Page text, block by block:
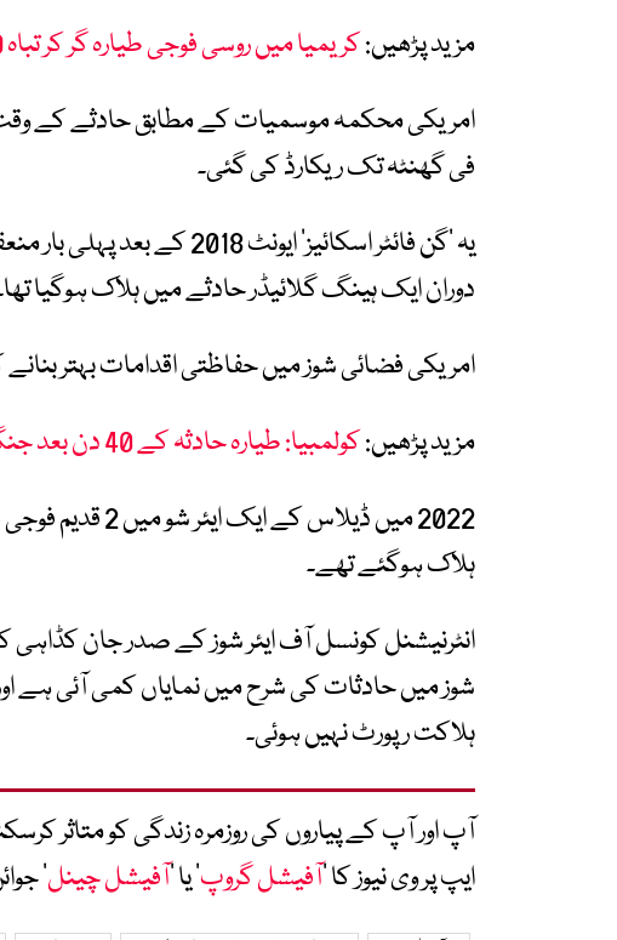
مزید پڑھیں:کریمیا میں روسی فوجی طیارہ گر کر تباہ 29 افراد ہلاک
فی گھنٹہ تک ریکارڈ کی گئی۔
دوران ایک ہینگ گلائیڈر حادثے میں ہلاک ہوگیا
امریکی فضائی شوز میں حفاظتی اقدامات بہتر
مزید پڑھیں:کولمبیا: طیارہ حادثہ کے 40 دن بعد جنگل سے 4 بچے زندہ مل گئے
ہلاک ہوگئے تھے۔
انٹرنیشنل کونسل آف ایئر شوز کے صدر جان
ہلاکت رپورٹ نہیں ہوئی۔
آپ اور آپ کے پیاروں کی روزمرہ زندگی کو متاثر
ایپ پر وی نیوز کا ’آفیشل گروپ‘ یا ’آفیشل چینل‘